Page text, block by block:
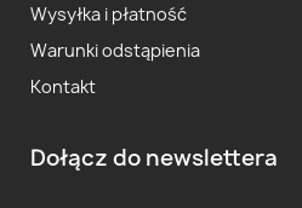
Wysyłka i płatność
Warunki odstąpienia
Kontakt
Dołącz do newslettera